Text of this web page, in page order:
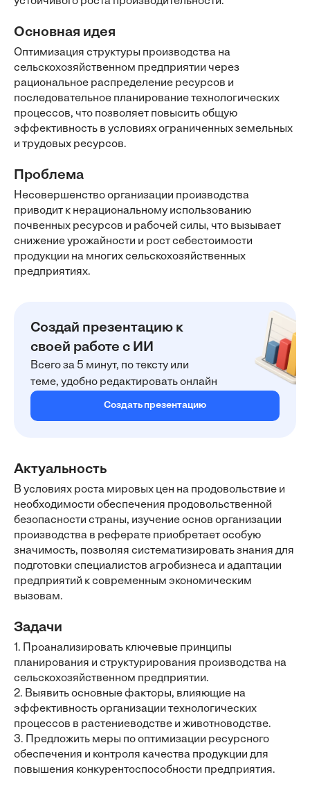
Основная идея
Оптимизация структуры производства на
сельскохозяйственном предприятии через
рациональное распределение ресурсов и
последовательное планирование технологических
процессов, что позволяет повысить общую
эффективность в условиях ограниченных земельных
и трудовых ресурсов.
Проблема
Несовершенство организации производства
приводит к нерациональному использованию
почвенных ресурсов и рабочей силы, что вызывает
снижение урожайности и рост себестоимости
продукции на многих сельскохозяйственных
предприятиях.
Создай презентацию к
своей работе с ИИ
Всего за 5 минут, по тексту или
теме, удобно редактировать онлайн
Создать презентацию
Актуальность
В условиях роста мировых цен на продовольствие и
необходимости обеспечения продовольственной
безопасности страны, изучение основ организации
производства в реферате приобретает особую
значимость, позволяя систематизировать знания для
подготовки специалистов агробизнеса и адаптации
предприятий к современным экономическим
вызовам.
Задачи
1. Проанализировать ключевые принципы
планирования и структурирования производства на
сельскохозяйственном предприятии.
2. Выявить основные факторы, влияющие на
эффективность организации технологических
процессов в растениеводстве и животноводстве.
3. Предложить меры по оптимизации ресурсного
обеспечения и контроля качества продукции для
повышения конкурентоспособности предприятия.